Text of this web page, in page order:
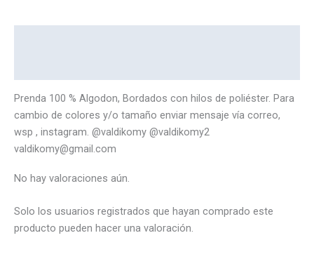
Prenda 100 % Algodon, Bordados con hilos de poliéster. Para
cambio de colores y/o tamaño enviar mensaje vía correo,
wsp , instagram. @valdikomy @valdikomy2
valdikomy@gmail.com
No hay valoraciones aún.
Solo los usuarios registrados que hayan comprado este
producto pueden hacer una valoración.